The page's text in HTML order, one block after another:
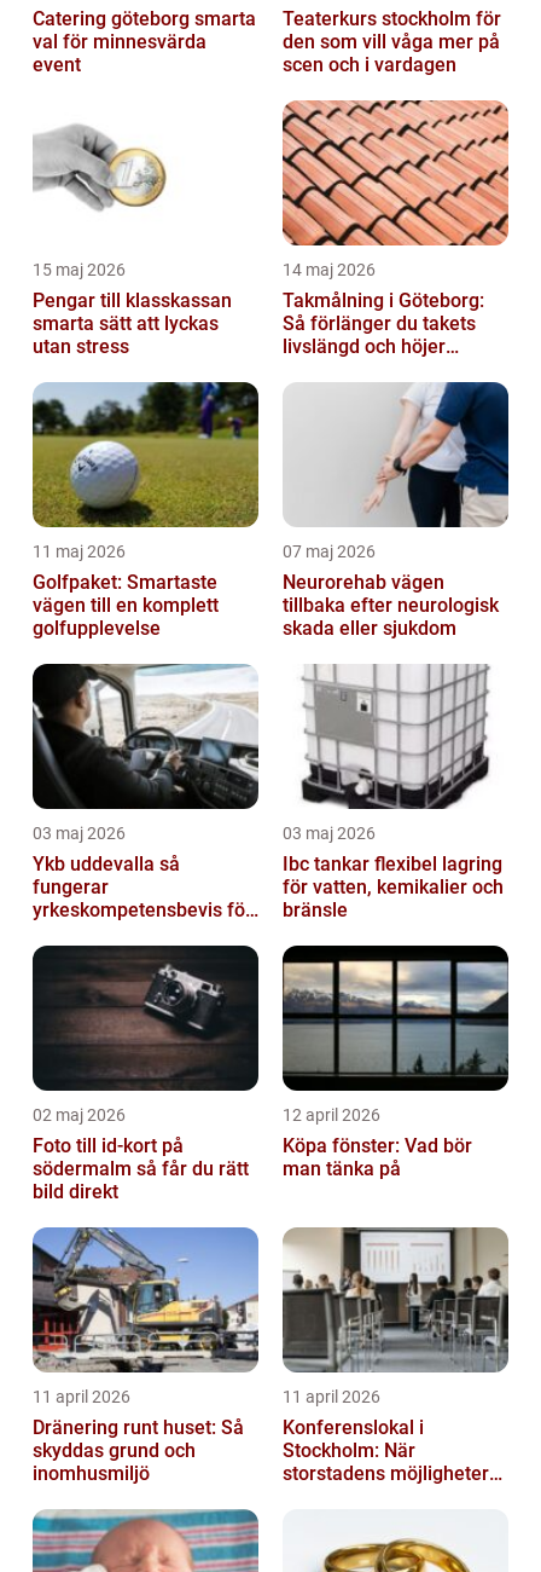
Catering göteborg smarta
val för minnesvärda
event
Teaterkurs stockholm för
den som vill våga mer på
scen och i vardagen
15 maj 2026
Pengar till klasskassan
smarta sätt att lyckas
utan stress
14 maj 2026
Takmålning i Göteborg:
Så förlänger du takets
livslängd och höjer
11 maj 2026
Golfpaket: Smartaste
vägen till en komplett
golfupplevelse
07 maj 2026
Neurorehab vägen
tillbaka efter neurologisk
skada eller sjukdom
03 maj 2026
Ykb uddevalla så
fungerar
yrkeskompetensbevis för
03 maj 2026
Ibc tankar flexibel lagring
för vatten, kemikalier och
bränsle
02 maj 2026
Foto till id-kort på
södermalm så får du rätt
bild direkt
12 april 2026
Köpa fönster: Vad bör
man tänka på
11 april 2026
Dränering runt huset: Så
skyddas grund och
inomhusmiljö
11 april 2026
Konferenslokal i
Stockholm: När
storstadens möjligheter